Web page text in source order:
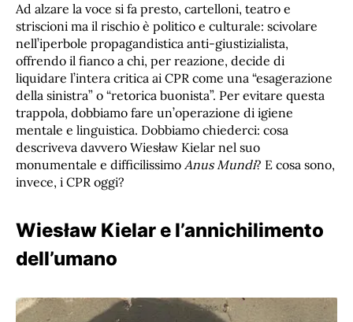
Ad alzare la voce si fa presto, cartelloni, teatro e
striscioni ma il rischio è politico e culturale: scivolare
nell’iperbole propagandistica anti-giustizialista,
offrendo il fianco a chi, per reazione, decide di
liquidare l’intera critica ai CPR come una “esagerazione
della sinistra” o “retorica buonista”. Per evitare questa
trappola, dobbiamo fare un’operazione di igiene
mentale e linguistica. Dobbiamo chiederci: cosa
descriveva davvero Wiesław Kielar nel suo
monumentale e difficilissimo Anus Mundi? E cosa sono,
invece, i CPR oggi?
Wiesław Kielar e l’annichilimento
dell’umano